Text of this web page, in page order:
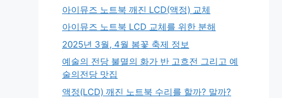
아이뮤즈 노트북 깨진 LCD(액정) 교체
아이뮤즈 노트북 LCD 교체를 위한 분해
2025년 3월, 4월 봄꽃 축제 정보
예술의 전당 불멸의 화가 반 고흐전 그리고 예
술의전당 맛집
액정(LCD) 깨진 노트북 수리를 할까? 말까?